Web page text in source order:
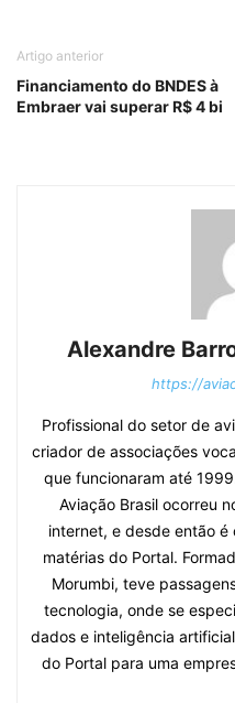
Artigo anterior
Financiamento do BNDES à
Embraer vai superar R$ 4 bi
Alexandre
https://
Profissional do setor de
criador de associações
que funcionaram até
Aviação Brasil ocorreu
internet, e desde então
matérias do Portal.
Morumbi, teve
tecnologia, onde se
dados e inteligência
do Portal para uma